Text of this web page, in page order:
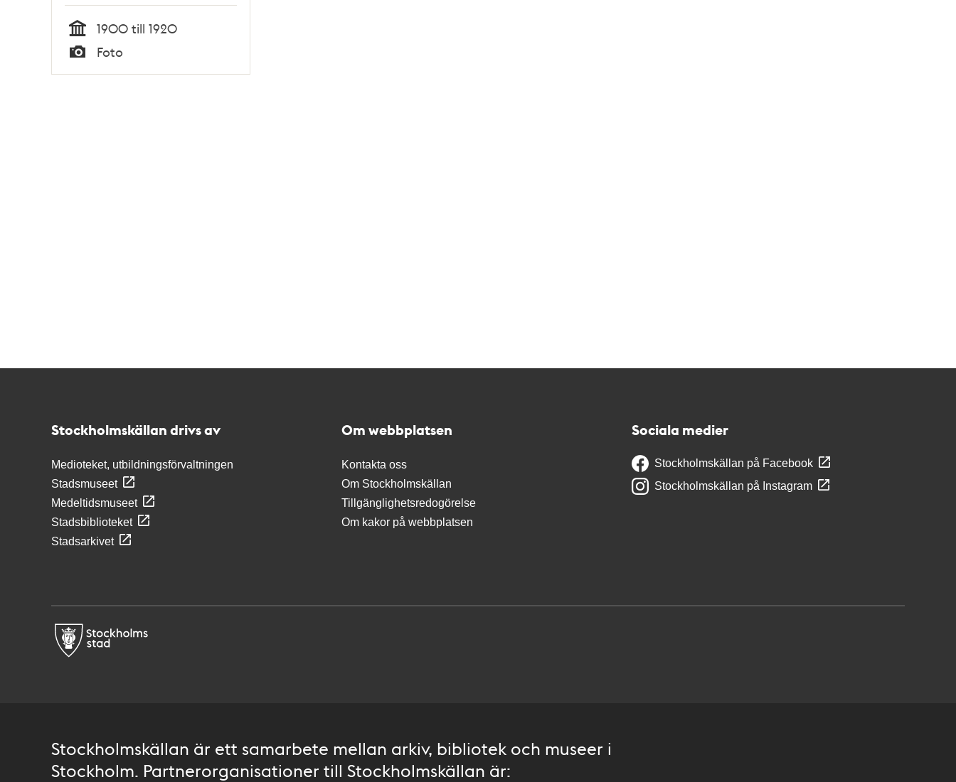
Tid
1900 till 1920
Foto
Stockholmskällan drivs av
Medioteket, utbildningsförvaltningen
Stadsmuseet
Medeltidsmuseet
Stadsbiblioteket
Stadsarkivet
Om webbplatsen
Kontakta oss
Om Stockholmskällan
Tillgänglighetsredogörelse
Om kakor på webbplatsen
Sociala medier
Stockholmskällan på Facebook
Stockholmskällan på Instagram
Stockholmskällan är ett samarbete mellan arkiv, bibliotek och museer i
Stockholm. Partnerorganisationer till Stockholmskällan är: